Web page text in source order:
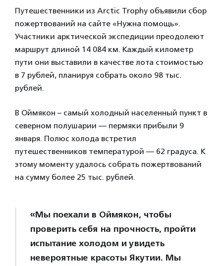
Путешественники из Arctic Trophy объявили сбор
пожертвований на сайте «Нужна помощь».
Участники арктической экспедиции преодолеют
маршрут длиной 14 084 км. Каждый километр
пути они выставили в качестве лота стоимостью
в 7 рублей, планируя собрать около 98 тыс.
рублей.
В Оймякон – самый холодный населенный пункт в
северном полушарии — пермяки прибыли 9
января. Полюс холода встретил
путешественников температурой — 62 градуса. К
этому моменту удалось собрать пожертвований
на сумму более 25 тыс. рублей.
«Мы поехали в Оймякон, чтобы
проверить себя на прочность, пройти
испытание холодом и увидеть
невероятные красоты Якутии. Мы